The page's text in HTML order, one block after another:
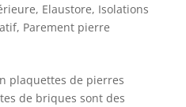
, Elaustore, Isolations
, Parement pierre
plaquettes de pierres
de briques sont des